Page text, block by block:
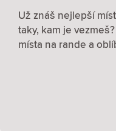
Už znáš nejlepší
taky, kam je
místa na rande a